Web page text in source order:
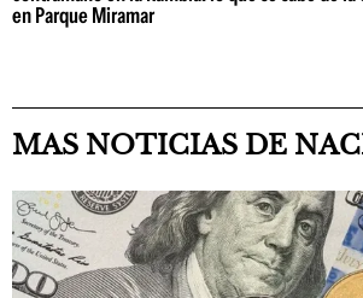
en Parque Miramar
MAS NOTICIAS DE